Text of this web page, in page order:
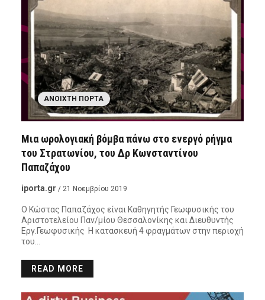
ΑΝΟΙΧΤΉ ΠΌΡΤΑ
Μια ωρολογιακή βόμβα πάνω στο ενεργό ρήγμα
του Στρατωνίου, του Δρ Κωνσταντίνου
Παπαζάχου
iporta.gr / 21 Νοεμβρίου 2019
Ο Κώστας Παπαζάχος είναι Καθηγητής Γεωφυσικής του
Αριστοτελείου Παν/μίου Θεσσαλονίκης και Διευθυντής
Εργ.Γεωφυσικής Η κατασκευή 4 φραγμάτων στην περιοχή
του…
READ MORE